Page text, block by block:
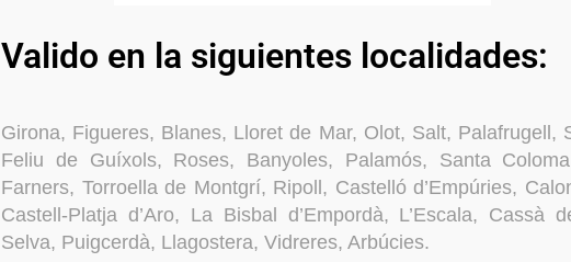
Valido en la siguientes localidades:
Girona, Figueres, Blanes, Lloret de Mar, Olot, Salt, Palafrugell,
Feliu de Guíxols, Roses, Banyoles, Palamós, Santa
Farners, Torroella de Montgrí, Ripoll, Castelló d’Empúries,
Castell-Platja d’Aro, La Bisbal d’Empordà, L’Escala, Cassà
Selva, Puigcerdà, Llagostera, Vidreres, Arbúcies.